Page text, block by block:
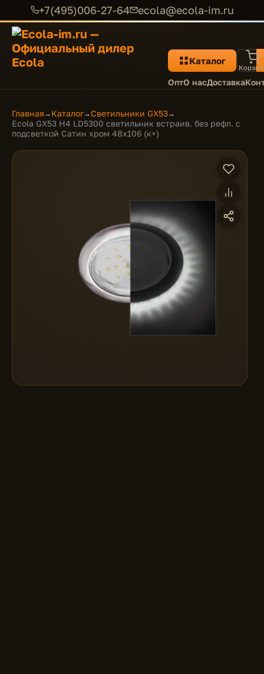
+7(495)006-27-64 ecola@ecola-im.ru
Каталог
ОптО насДоставка
Главная → Каталог→Светильники GX53→
Ecola GX53 H4 LD5300 светильник встраив. без рефл. с
подсветкой Сатин хром 48x106 (к+)